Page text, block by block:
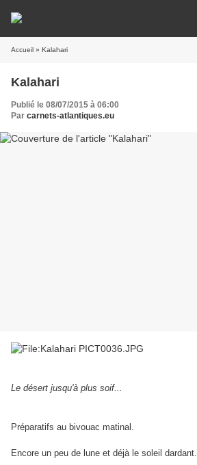
Accueil » Kalahari
Kalahari
Publié le 08/07/2015 à 06:00
Par carnets-atlantiques.eu
Le désert jusqu'à plus soif...
Préparatifs au bivouac matinal.
Encore un peu de lune et déjà le soleil dardant.